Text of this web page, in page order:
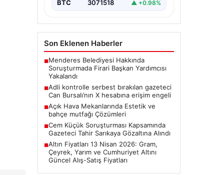
BTC 3071518 ▲ +0.98%
Son Eklenen Haberler
■Menderes Belediyesi Hakkında
Soruşturmada Firari Başkan Yardımcısı
Yakalandı
■Adli kontrolle serbest bırakılan gazeteci
Can Bursalı’nın X hesabına erişim engeli
■Açık Hava Mekanlarında Estetik ve
bahçe mutfağı Çözümleri
■Cem Küçük Soruşturması Kapsamında
Gazeteci Tahir Sarıkaya Gözaltına Alındı
■Altın Fiyatları 13 Nisan 2026: Gram,
Çeyrek, Yarım ve Cumhuriyet Altını
Güncel Alış-Satış Fiyatları